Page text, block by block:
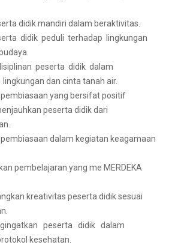
didik mandiri dalam beraktivitas.
didik peduli terhadap lingkungan
peserta didik dalam
dan cinta tanah air.
pembiasaan yang bersifat positif
peserta didik dari
dalam kegiatan keagamaan
pembelajaran yang me MERDEKA
kreativitas peserta didik sesuai
peserta didik dalam
kesehatan.